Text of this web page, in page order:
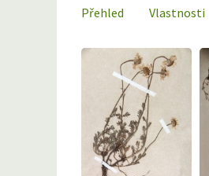
Přehled Vlastnosti